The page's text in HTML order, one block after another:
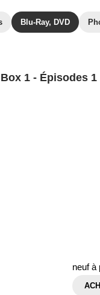
Blu-Ray, DVD
1 - Épisodes 1
neuf à